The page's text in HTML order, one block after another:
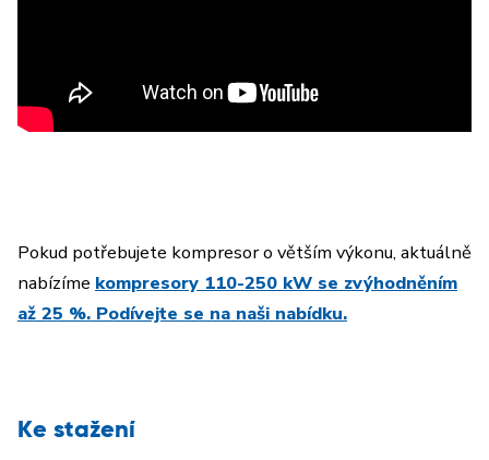
Pokud potřebujete kompresor o větším výkonu, aktuálně
nabízíme kompresory 110-250 kW se zvýhodněním
až 25 %. Podívejte se na naši nabídku.
Ke stažení